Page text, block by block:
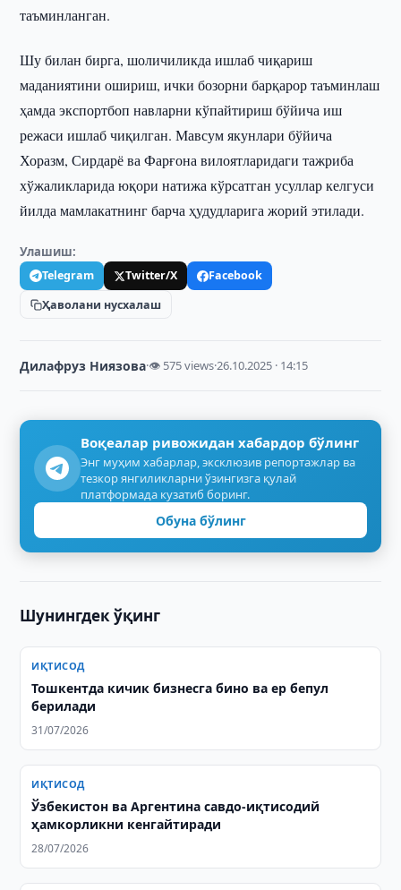
таъминланган.
Шу билан бирга, шоличиликда ишлаб чиқариш
маданиятини ошириш, ички бозорни барқарор таъминлаш
ҳамда экспортбоп навларни кўпайтириш бўйича иш
режаси ишлаб чиқилган. Мавсум якунлари бўйича
Хоразм, Сирдарё ва Фарғона вилоятларидаги тажриба
хўжаликларида юқори натижа кўрсатган усуллар келгуси
йилда мамлакатнинг барча ҳудудларига жорий этилади.
Улашиш:
Telegram Twitter/X
Facebook
Ҳаволани нусхалаш
Дилафруз Ниязова·👁 575 views·26.10.2025 · 14:15
Воқеалар ривожидан хабардор бўлинг
Энг муҳим хабарлар, эксклюзив репортажлар ва
тезкор янгиликларни ўзингизга қулай
платформада кузатиб боринг.
Обуна бўлинг
Шунингдек ўқинг
ИҚТИСОД
Тошкентда кичик бизнесга бино ва ер бепул
берилади
31/07/2026
ИҚТИСОД
Ўзбекистон ва Аргентина савдо-иқтисодий
ҳамкорликни кенгайтиради
28/07/2026